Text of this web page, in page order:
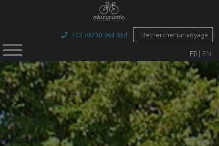
+33 (0)230 964 954 Rechercher un voyage
FR EN